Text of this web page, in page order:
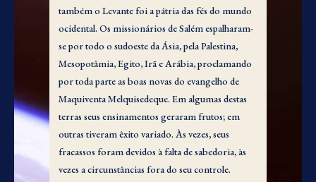
também o Levante foi a pátria das fés do mundo
ocidental. Os missionários de Salém espalharam-
se por todo o sudoeste da Ásia, pela Palestina,
Mesopotâmia, Egito, Irã e Arábia, proclamando
por toda parte as boas novas do evangelho de
Maquiventa Melquisedeque. Em algumas destas
terras seus ensinamentos geraram frutos; em
outras tiveram êxito variado. Às vezes, seus
fracassos foram devidos à falta de sabedoria, às
vezes a circunstâncias fora do seu controle.